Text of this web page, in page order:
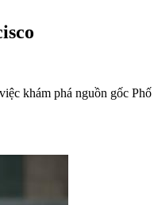
khám phá nguồn gốc